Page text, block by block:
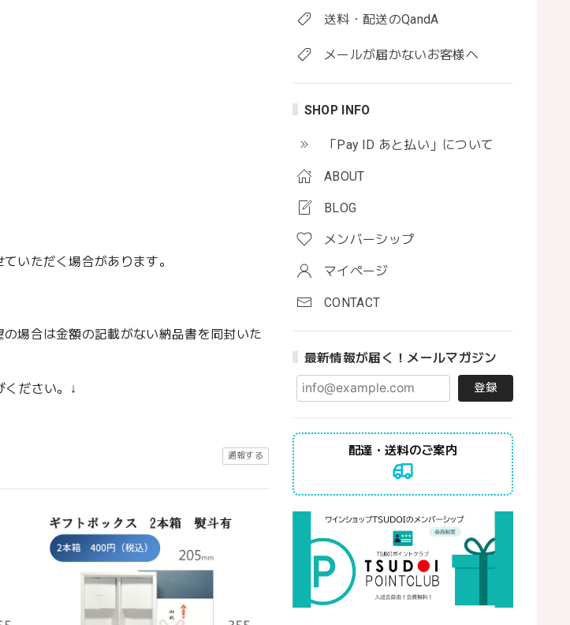
送料・配送のQandA
メールが届かないお客様へ
SHOP INFO
「Pay ID あと払い」について
ABOUT
BLOG
メンバーシップ
マイページ
CONTACT
最新情報が届く！メールマガジン
登録
配達・送料のご案内
いただく場合があります。
場合は金額の記載がない納品書を同封いた
ください。↓
通報する